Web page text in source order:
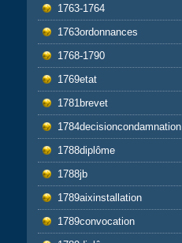
1763-1764
1763ordonnances
1768-1790
1769etat
1781brevet
1784decisioncondamnation
1788diplôme
1788jb
1789aixinstallation
1789convocation